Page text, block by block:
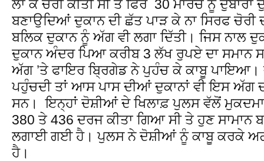
ਲਾ ਕੇ ਚੋਰੀ ਕੀਤੀ ਸੀ ਤੇ ਫਿਰ 30 ਮਾਰਚ ਨੂੰ ਦੁਬਾਰਾ
ਬਣਾਉਦਿਆਂ ਦੁਕਾਨ ਦੀ ਛੱਤ ਪਾੜ ਕੇ ਨਾ ਸਿਰਫ ਚੋਰੀ
ਬਲਿਕ ਦੁਕਾਨ ਨੂੰ ਅੱਗ ਵੀ ਲਗਾ ਦਿੱਤੀ। ਜਿਸ ਨਾਲ
ਦੁਕਾਨ ਅੰਦਰ ਪਿਆ ਕਰੀਬ 3 ਲੱਖ ਰੁਪਏ ਦਾ
ਅੱਗ ’ਤੇ ਫਾਇਰ ਬ੍ਰਿਗੇਡ ਨੇ ਪੁਹੰਚ ਕੇ ਕਾਬੂ ਪਾਇਆ।
ਪਹੁੰਚਦੀ ਤਾਂ ਆਸ ਪਾਸ ਦੀਆਂ ਦੁਕਾਨਾਂ ਵੀ ਇਸ
ਸਨ। ਇਨ੍ਹਾਂ ਦੋਸ਼ੀਆਂ ਦੇ ਖਿਲਾਫ਼ ਪੁਲਸ ਵੱਲੋਂ ਮੁਕਦਮਾ
380 ਤੇ 436 ਦਰਜ ਕੀਤਾ ਗਿਆ ਸੀ ਤੇ ਹੁਣ ਸਾਮਾਨ
ਲਗਾਈ ਗਈ ਹੈ। ਪੁਲਸ ਨੇ ਦੋਸ਼ੀਆਂ ਨੂੰ ਕਾਬੂ ਕਰਕੇ
ਹੈ।